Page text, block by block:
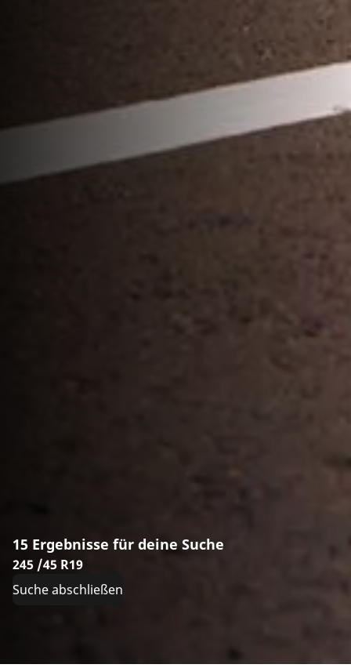
15 Ergebnisse für deine Suche
245 /45 R19
Suche abschließen